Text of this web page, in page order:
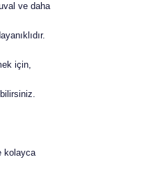
ve daha
için,
kolayca